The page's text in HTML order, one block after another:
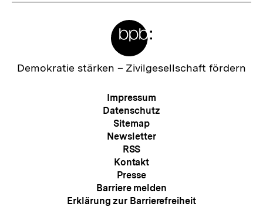
Zur
Demokratie stärken – Zivilgesellschaft fördern
Meta-
Navigation
Impressum
Datenschutz
Sitemap
Newsletter
RSS
Kontakt
Presse
Barriere melden
Erklärung zur Barrierefreiheit